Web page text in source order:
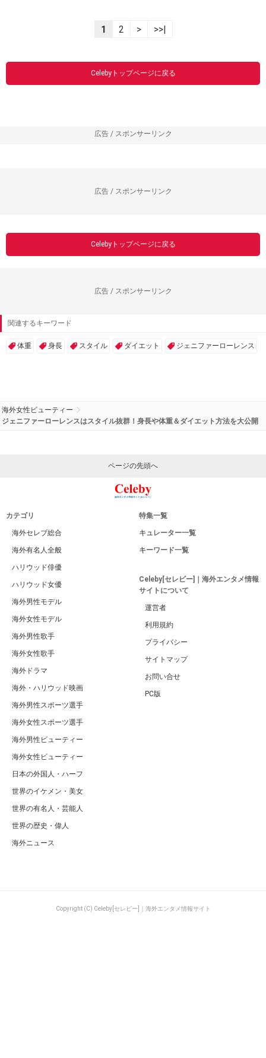
1 2 > >>|
Celebyトップページに戻る
広告 / スポンサーリンク
広告 / スポンサーリンク
Celebyトップページに戻る
広告 / スポンサーリンク
関連するキーワード
体重 身長 スタイル ダイエット ジェニファーローレンス
海外女性ビューティー
ジェニファーローレンスはスタイル抜群！身長や体重＆ダイエット方法を大公開
ページの先頭へ
カテゴリ
海外セレブ総合
海外有名人全般
ハリウッド俳優
ハリウッド女優
海外男性モデル
海外女性モデル
海外男性歌手
海外女性歌手
海外ドラマ
海外・ハリウッド映画
海外男性スポーツ選手
海外女性スポーツ選手
海外男性ビューティー
海外女性ビューティー
日本の外国人・ハーフ
世界のイケメン・美女
世界の有名人・芸能人
世界の歴史・偉人
海外ニュース
特集一覧
キュレーター一覧
キーワード一覧
Celeby[セレビー]｜海外エンタメ情報
サイトについて
運営者
利用規約
プライバシー
サイトマップ
お問い合せ
PC版
Copyright (C) Celeby[セレビー]｜海外エンタメ情報サイト